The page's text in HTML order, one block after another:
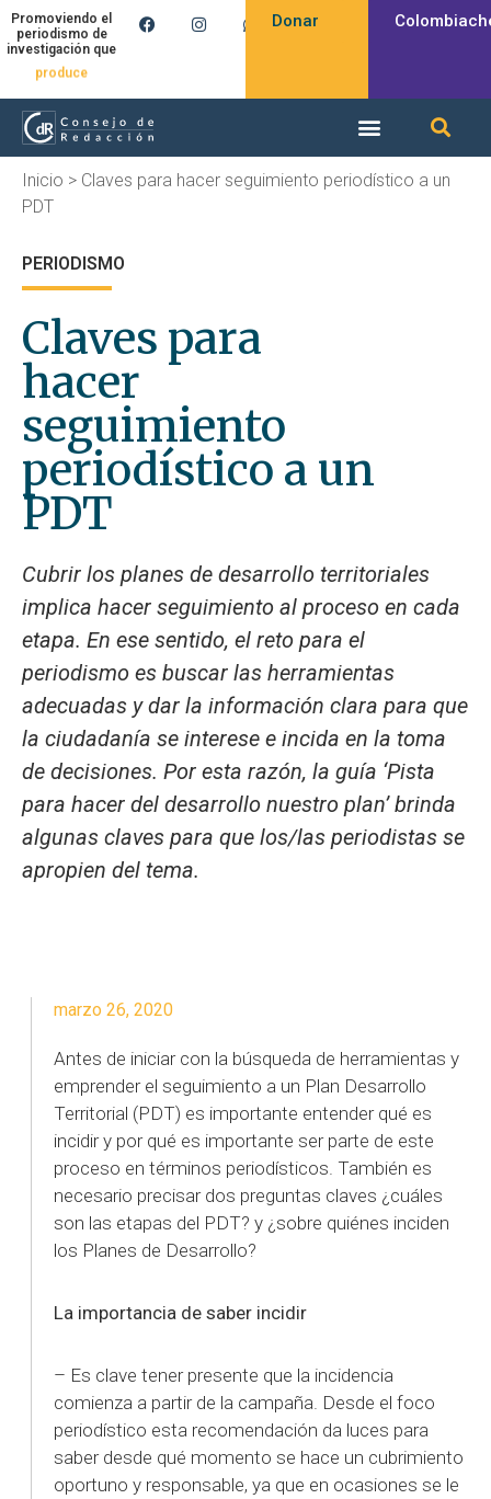
Promoviendo el
periodismo de
investigación que
produce
Donar
Inicio > Claves para hacer seguimiento periodístico a un
PDT
PERIODISMO
Claves para
hacer
seguimiento
periodístico a un
PDT
Cubrir los planes de desarrollo territoriales
implica hacer seguimiento al proceso en cada
etapa. En ese sentido, el reto para el
periodismo es buscar las herramientas
adecuadas y dar la información clara para que
la ciudadanía se interese e incida en la toma
de decisiones. Por esta razón, la guía ‘Pista
para hacer del desarrollo nuestro plan’ brinda
algunas claves para que los/las periodistas se
apropien del tema.
marzo 26, 2020
Antes de iniciar con la búsqueda de herramientas y
emprender el seguimiento a un Plan Desarrollo
Territorial (PDT) es importante entender qué es
incidir y por qué es importante ser parte de este
proceso en términos periodísticos. También es
necesario precisar dos preguntas claves ¿cuáles
son las etapas del PDT? y ¿sobre quiénes inciden
los Planes de Desarrollo?
La importancia de saber incidir
– Es clave tener presente que la incidencia
comienza a partir de la campaña. Desde el foco
periodístico esta recomendación da luces para
saber desde qué momento se hace un cubrimiento
oportuno y responsable, ya que en ocasiones se le